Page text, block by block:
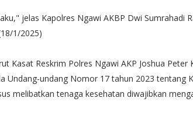
jelas Kapolres Ngawi AKBP Dwi Sumrahadi
1/2025)
Kasat Reskrim Polres Ngawi AKP Joshua Peter
Undang-undang Nomor 17 tahun 2023 tentang
melibatkan tenaga kesehatan diwajibkan